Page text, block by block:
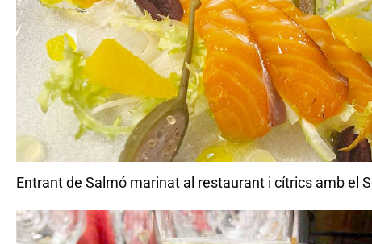
Entrant de Salmó marinat al restaurant i cítrics amb el